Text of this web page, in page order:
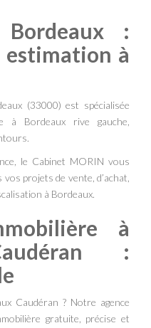
:
à
(33000) est spécialisée
à Bordeaux rive gauche,
le Cabinet MORIN vous
projets de vente, d’achat,
à Bordeaux.
à
:
Caudéran ? Notre agence
gratuite, précise et